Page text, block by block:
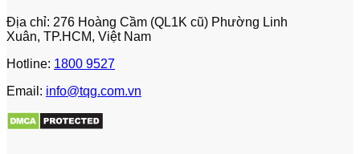
Địa chỉ: 276 Hoàng Cầm (QL1K cũ) Phường Linh
Xuân, TP.HCM, Việt Nam
Hotline: 1800 9527
Email: info@tqg.com.vn